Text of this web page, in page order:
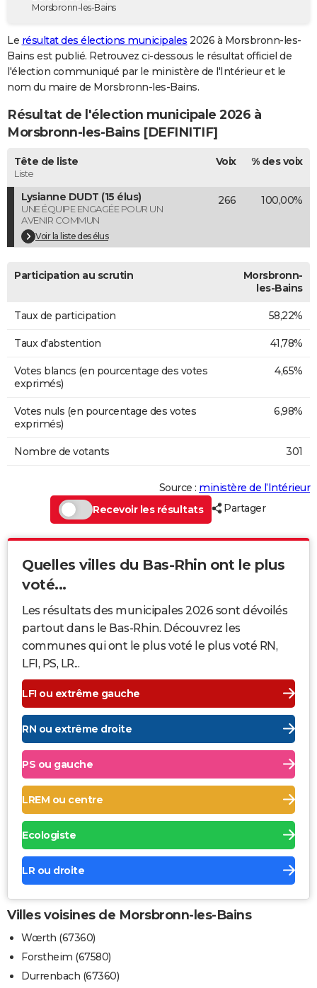
Destinations
City break
Voyage nature
Voyage de noces
Forum
GUIDES D'ACHAT
BONS PLANS
Carte de Noël
Carte Bonne année
Carte Saint-Valentin
Carte Pâques
Carte d'anniversaire
DICTIONNAIRE
Dictionnaire
Biographies
Citations
Expressions
Proverbes
PROGRAMME TV
COPAINS D'AVANT
S'inscrire
Se connecter
Lycées
Collèges
Primaires
Universités
Entreprises
Service militaire
Avis de recherche
AVIS DE DÉCÈS
FORUM
Bricolage
Lifestyle
Culture
Sport
Auto
Television
Voyage
Cinema
Morsbronn-les-Bains
Le résultat des élections municipales 2026 à Morsbronn-les-
Bains est publié. Retrouvez ci-dessous le résultat officiel de
l'élection communiqué par le ministère de l'Intérieur et le
nom du maire de Morsbronn-les-Bains.
Résultat de l'élection municipale 2026 à
Morsbronn-les-Bains [DEFINITIF]
Tête de liste
Liste
Voix % des voix
Lysianne DUDT (15 élus)
UNE ÉQUIPE ENGAGÉE POUR UN
AVENIR COMMUN
Voir la liste des élus
266 100,00%
Participation au scrutin
Morsbronn-
les-Bains
Taux de participation 58,22%
Taux d'abstention 41,78%
Votes blancs (en pourcentage des votes
exprimés)
4,65%
Votes nuls (en pourcentage des votes
exprimés)
6,98%
Nombre de votants 301
Source : ministère de l’Intérieur
Recevoir les résultats
Partager
Quelles villes du Bas-Rhin ont le plus
voté...
Les résultats des municipales 2026 sont dévoilés
partout dans le Bas-Rhin. Découvrez les
communes qui ont le plus voté le plus voté RN,
LFI, PS, LR...
LFI ou extrême gauche
RN ou extrême droite
PS ou gauche
LREM ou centre
Ecologiste
LR ou droite
Villes voisines de Morsbronn-les-Bains
Wœrth (67360)
Forstheim (67580)
Durrenbach (67360)